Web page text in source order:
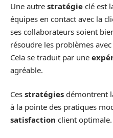
Une autre stratégie clé est
équipes en contact avec la
ses collaborateurs soient
résoudre les problèmes
Cela se traduit par une
agréable.
Ces stratégies démontrent
à la pointe des pratiques
satisfaction client optimale.